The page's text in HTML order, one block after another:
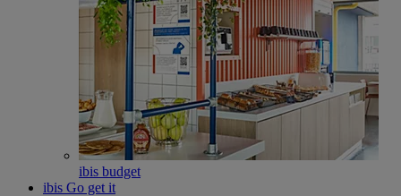
ibis budget
ibis Go get it